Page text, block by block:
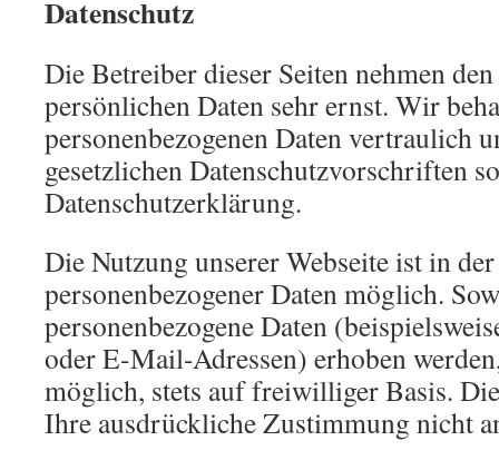
Datenschutz
Die Betreiber dieser Seiten nehmen
persönlichen Daten sehr ernst. Wir
personenbezogenen Daten vertraulich
gesetzlichen Datenschutzvorschriften
Datenschutzerklärung.
Die Nutzung unserer Webseite ist in
personenbezogener Daten möglich.
personenbezogene Daten
oder E-Mail-Adressen) erhoben
möglich, stets auf freiwilliger Basis.
Ihre ausdrückliche Zustimmung nicht